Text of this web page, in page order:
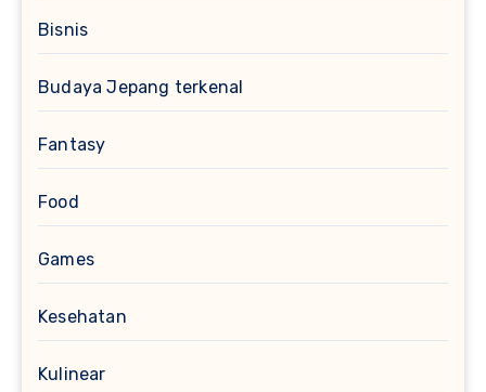
Bisnis
Budaya Jepang terkenal
Fantasy
Food
Games
Kesehatan
Kulinear